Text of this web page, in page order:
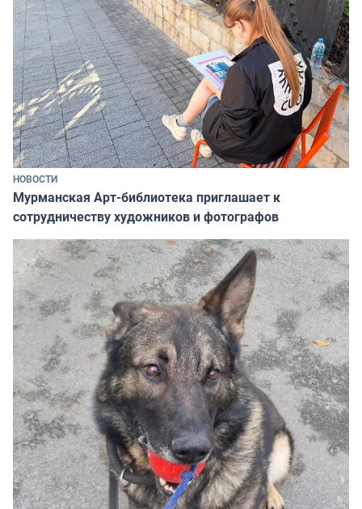
НОВОСТИ
Мурманская Арт-библиотека приглашает к
сотрудничеству художников и фотографов